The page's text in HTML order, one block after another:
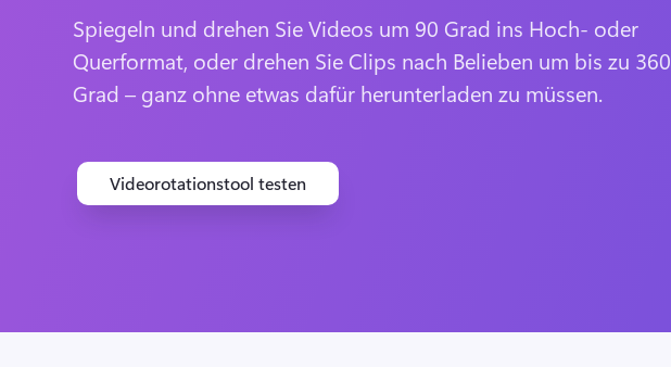
Anmelden
Spiegeln und drehen Sie Videos um 90 Grad ins Hoch- oder
Querformat, oder drehen Sie Clips nach Belieben um bis zu 360
Grad – ganz ohne etwas dafür herunterladen zu müssen.
Videorotationstool testen